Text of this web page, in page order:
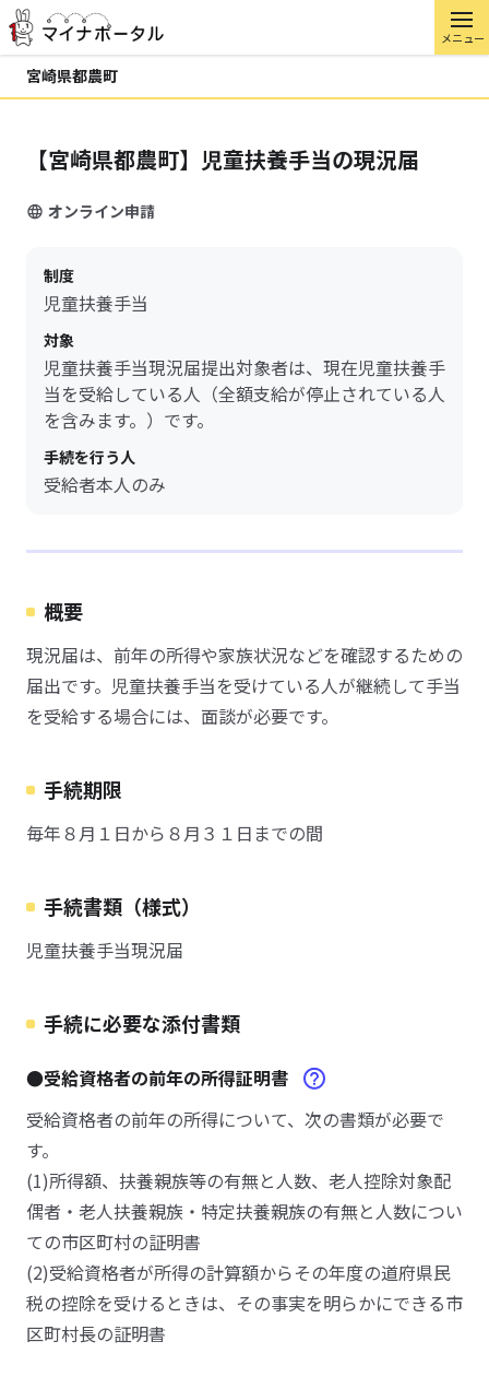
メニュー
宮崎県都農町
【宮崎県都農町】児童扶養手当の現況届
オンライン申請
制度
児童扶養手当
対象
児童扶養手当現況届提出対象者は、現在児童扶養手
当を受給している人（全額支給が停止されている人
を含みます。）です。
手続を行う人
受給者本人のみ
概要
現況届は、前年の所得や家族状況などを確認するための
届出です。児童扶養手当を受けている人が継続して手当
を受給する場合には、面談が必要です。
手続期限
毎年８月１日から８月３１日までの間
手続書類（様式）
児童扶養手当現況届
手続に必要な添付書類
●受給資格者の前年の所得証明書
受給資格者の前年の所得について、次の書類が必要で
す。
(1)所得額、扶養親族等の有無と人数、老人控除対象配
偶者・老人扶養親族・特定扶養親族の有無と人数につい
ての市区町村の証明書
(2)受給資格者が所得の計算額からその年度の道府県民
税の控除を受けるときは、その事実を明らかにできる市
区町村長の証明書